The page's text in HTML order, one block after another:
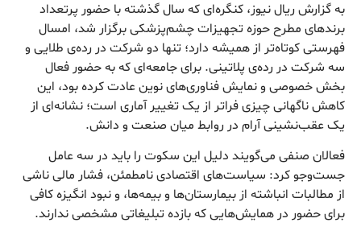
به گزارش ریال نیوز، کنگره‌ای که سال گذشته با حضور پرتعداد
برندهای مطرح حوزه تجهیزات چشم‌پزشکی برگزار شد، امسال
فهرستی کوتاه‌تر از همیشه دارد؛ تنها دو شرکت در رده‌ی طلایی و
سه شرکت در رده‌ی پلاتینی. برای جامعه‌ای که به حضور فعال
بخش خصوصی و نمایش فناوری‌های نوین عادت کرده بود، این
کاهش ناگهانی چیزی فراتر از یک تغییر آماری است؛ نشانه‌ای از
یک عقب‌نشینی آرام در روابط میان صنعت و دانش.
فعالان صنفی می‌گویند دلیل این سکوت را باید در سه عامل
جست‌وجو کرد: سیاست‌های اقتصادی نامطمئن، فشار مالی ناشی
از مطالبات انباشته از بیمارستان‌ها و بیمه‌ها، و نبود انگیزه کافی
برای حضور در همایش‌هایی که بازده تبلیغاتی مشخصی ندارند.